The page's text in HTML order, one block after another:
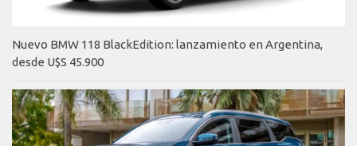
Nuevo BMW 118 BlackEdition: lanzamiento en Argentina,
desde U$S 45.900